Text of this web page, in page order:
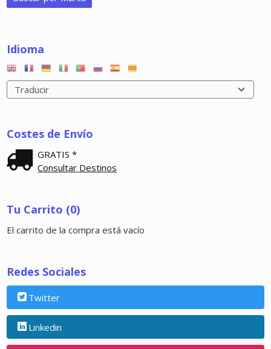
Idioma
Costes de Envío
GRATIS *
Consultar Destinos
Tu Carrito (0)
El carrito de la compra está vacío
Redes Sociales
Twitter
Linkedin